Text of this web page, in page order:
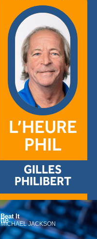
Beat It
MICHAEL JACKSON